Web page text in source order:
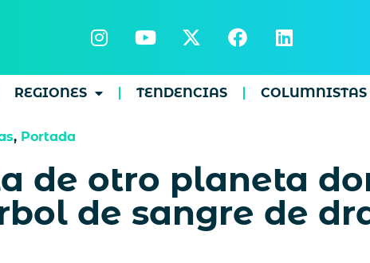
REGIONES TENDENCIAS COLUMNISTAS
, Portada
de otro planeta
de sangre de